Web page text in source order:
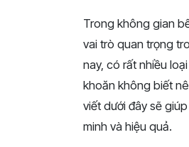
Trong không gian
vai trò quan trọng
nay, có rất nhiều
khoăn không biết
viết dưới đây sẽ
minh và hiệu quả.